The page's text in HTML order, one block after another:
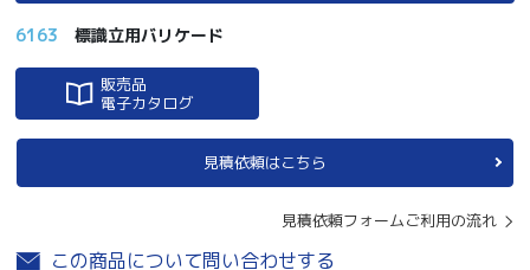
6163 標識立用バリケード
販売品
電子カタログ
見積依頼はこちら
見積依頼フォームご利用の流れ
この商品について問い合わせする